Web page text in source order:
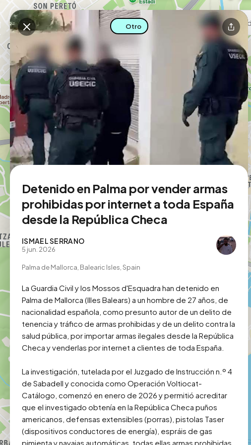
Descarga la app Otro
Detenido en Palma por vender armas
prohibidas por internet a toda España
desde la República Checa
ISMAEL SERRANO
5 jun. 2026
Palma de Mallorca, Balearic Isles, Spain
La Guardia Civil y los Mossos d'Esquadra han detenido en
Palma de Mallorca (Illes Balears) a un hombre de 27 años, de
nacionalidad española, como presunto autor de un delito de
tenencia y tráfico de armas prohibidas y de un delito contra la
salud pública, por importar armas ilegales desde la República
Checa y venderlas por internet a clientes de toda España.
La investigación, tutelada por el Juzgado de Instrucción n.º 4
de Sabadell y conocida como Operación Voltiocat-
Catálogo, comenzó en enero de 2026 y permitió acreditar
que el investigado obtenía en la República Checa puños
americanos, defensas extensibles (porras), pistolas Taser
(dispositivos conductores de energía), espráis de gas
pimienta y navajas automáticas, todas ellas armas prohibidas